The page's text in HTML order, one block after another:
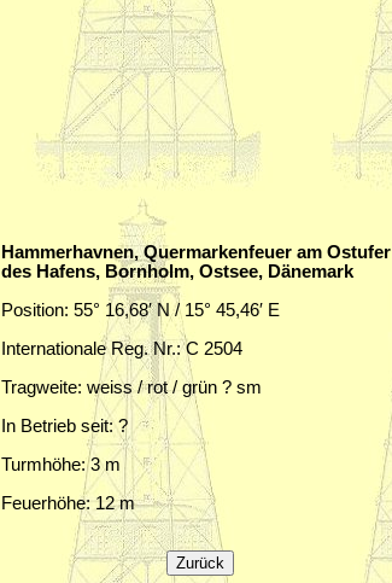
Hammerhavnen, Quermarkenfeuer am Ostufer
des Hafens, Bornholm, Ostsee, Dänemark
Position: 55° 16,68′ N / 15° 45,46′ E
Internationale Reg. Nr.: C 2504
Tragweite: weiss / rot / grün ? sm
In Betrieb seit: ?
Turmhöhe: 3 m
Feuerhöhe: 12 m